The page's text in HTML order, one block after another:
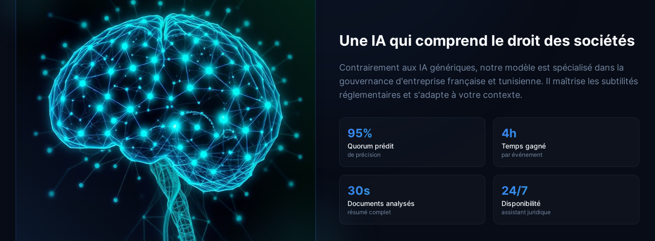
Une IA qui comprend le droit des sociétés
Contrairement aux IA génériques, notre modèle est spécialisé dans la
gouvernance d'entreprise française et tunisienne. Il maîtrise les subtilités
réglementaires et s'adapte à votre contexte.
95%
Quorum prédit
de précision
4h
Temps gagné
par événement
30s
Documents analysés
résumé complet
24/7
Disponibilité
assistant juridique